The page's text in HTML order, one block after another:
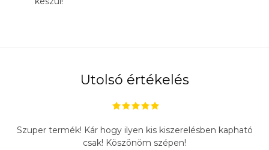
Utolsó értékelés
Szuper termék! Kár hogy ilyen kis kiszerelésben kapható
csak! Köszönöm szépen!